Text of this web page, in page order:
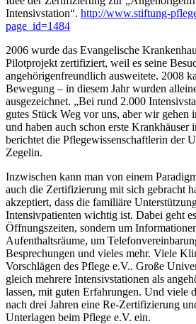
Intensivstation“. http://www.stiftung-
page_id=1484
2006 wurde das Evangelische
Pilotprojekt zertifiziert, weil es seine
angehörigenfreundlich ausweitete. 2008
Bewegung – in diesem Jahr wurden
ausgezeichnet. „Bei rund 2.000
gutes Stück Weg vor uns, aber wir gehen
und haben auch schon erste Krankhäuser
berichtet die Pflegewissenschaftlerin der
Zegelin.
Inzwischen kann man von einem
auch die Zertifizierung mit sich gebracht
akzeptiert, dass die familiäre
Intensivpatienten wichtig ist. Dabei geht
Öffnungszeiten, sondern um
Aufenthaltsräume, um
Besprechungen und vieles mehr. Viele
Vorschlägen des Pflege e.V.. Große
gleich mehrere Intensivstationen als
lassen, mit guten Erfahrungen. Und viele
nach drei Jahren eine Re-Zertifizierung
Unterlagen beim Pflege e.V. ein.